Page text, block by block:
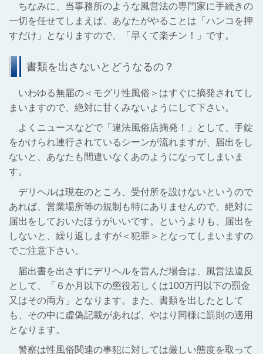
ちなみに、当事務所のような風営法の専門家に手続きの
一切を任せてしまえば、あなたがやることは「ハンコを押
すだけ」となりますので、「早くて楽チン！」です。
書類を出さないとどうなるの？
いわゆる無届の＜モグリ性風俗＞はすぐに摘発されてし
まいますので、絶対に甘くみないようにして下さい。
よくニュースなどで「違法風俗店摘発！」として、手錠
をかけられ連行されているシーンが流れますが、届出をし
ないと、あなたも間違いなくあのようになってしまいま
す。
デリヘルは現在のところ、受付所を設けないというので
あれば、営業場所等の規制も特にありませんので、絶対に
届出をしておいたほうがいいです。というよりも、届出を
しないと、繰り返しますが＜犯罪＞となってしまいますの
でご注意下さい。
届出書を出さずにデリヘルを営んだ場合は、風営法違反
として、「６か月以下の懲役若しくは100万円以下の罰金
又はその両方」となります。また、書類を出したとして
も、その中に虚偽記載があれば、やはり同様に罰則の適用
となります。
警察は性風俗関連の事犯に対しては厳しい態度を取って